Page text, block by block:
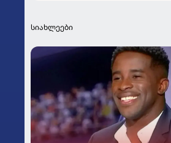
სიახლეები